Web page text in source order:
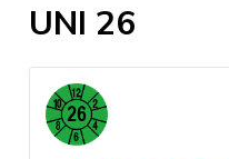
UNI 26